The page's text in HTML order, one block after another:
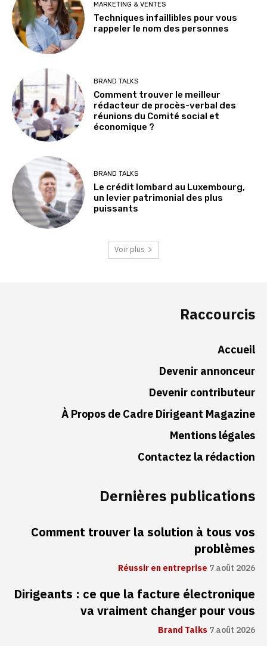
MARKETING & VENTES
Techniques infaillibles pour vous
rappeler le nom des personnes
BRAND TALKS
Comment trouver le meilleur
rédacteur de procès-verbal des
réunions du Comité social et
économique ?
BRAND TALKS
Le crédit lombard au Luxembourg,
un levier patrimonial des plus
puissants
Voir plus
Raccourcis
Accueil
Devenir annonceur
Devenir contributeur
À Propos de Cadre Dirigeant Magazine
Mentions légales
Contactez la rédaction
Dernières publications
Comment trouver la solution à tous vos
problèmes
Réussir en entreprise 7 août 2026
Dirigeants : ce que la facture électronique
va vraiment changer pour vous
Brand Talks7 août 2026